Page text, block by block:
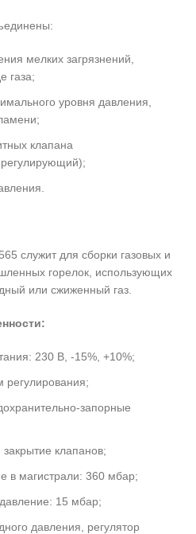
мелких загрязнений,
газа;
уровня давления,
клапана
служит для сборки газовых и
горелок, использующих
или сжиженный газ.
230 В, -15%, +10%;
регулирования;
запорные
клапанов;
в магистрали: 360 мбар;
15 мбар;
давления, регулятор